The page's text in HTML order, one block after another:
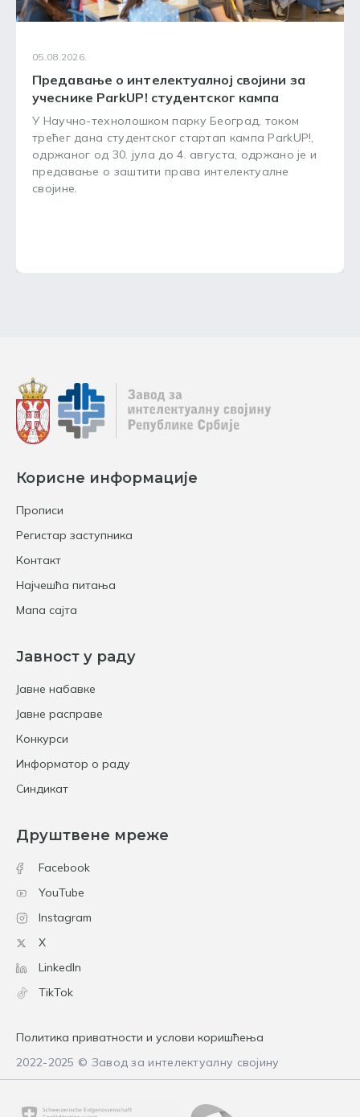
05.08.2026.
Предавање о интелектуалној својини за
учеснике ParkUP! студентског кампа
У Научно-технолошком парку Београд, током
трећег дана студентског стартап кампа ParkUP!,
одржаног од 30. јула до 4. августа, одржано је и
предавање о заштити права интелектуалне
својине.
Корисне информације
Прописи
Регистар заступника
Контакт
Најчешћа питања
Мапа сајта
Јавност у раду
Јавне набавке
Јавне расправе
Конкурси
Информатор о раду
Синдикат
Друштвене мреже
Facebook
YouTube
Instagram
X
LinkedIn
TikTok
Политика приватности и услови коришћења
2022-2025 © Завод за интелектуалну својину